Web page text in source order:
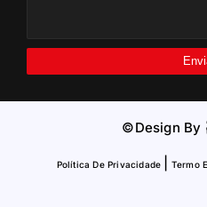
©Design By
Política De Privacidade Termo